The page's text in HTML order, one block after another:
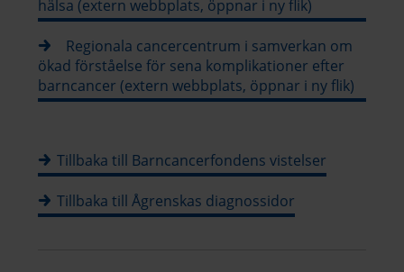
hälsa (extern webbplats, öppnar i ny flik)
Regionala cancercentrum i samverkan om
ökad förståelse för sena komplikationer efter
barncancer (extern webbplats, öppnar i ny flik)
Tillbaka till Barncancerfondens vistelser
Tillbaka till Ågrenskas diagnossidor